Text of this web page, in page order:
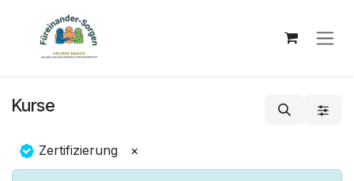
Kurse
Zertifizierung ×